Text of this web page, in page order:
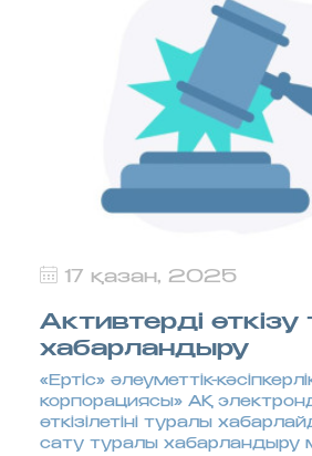
17 қазан, 2025
Активтерді
хабарландыру
«Ертіс» әлеуметтік-
корпорациясы» АҚ
өткізілетіні туралы
сату туралы хабарландыру